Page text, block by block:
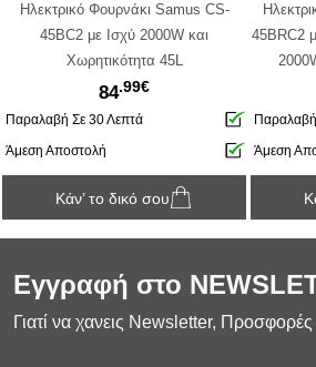
Ηλεκτρικό Φουρνάκι Samus CS-
45BC2 με Ισχύ 2000W και
Χωρητικότητα 45L
84.99€
Παραλαβή Σε 30 Λεπτά
Άμεση Αποστολή
Κάν’ το δικό σου
45BRC2
Άμεση
Εγγραφή στο
Γιατί να χανεις Newsletter,